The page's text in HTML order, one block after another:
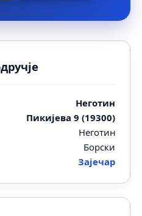
Неготин
Пикијева 9 (19300)
Неготин
Борски
Зајечар